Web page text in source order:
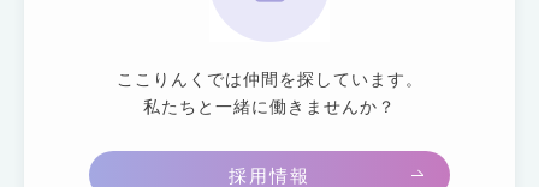
ここりんくでは仲間を探しています。
私たちと一緒に働きませんか？
採用情報